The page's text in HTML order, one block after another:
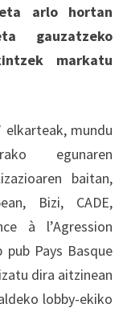
arlo hortan
gauzatzeko
markatu
elkarteak, mundu
egunaren
baitan,
Bizi, CADE,
à l’Agression
Pays Basque
dira aitzinean
lobby-ekiko